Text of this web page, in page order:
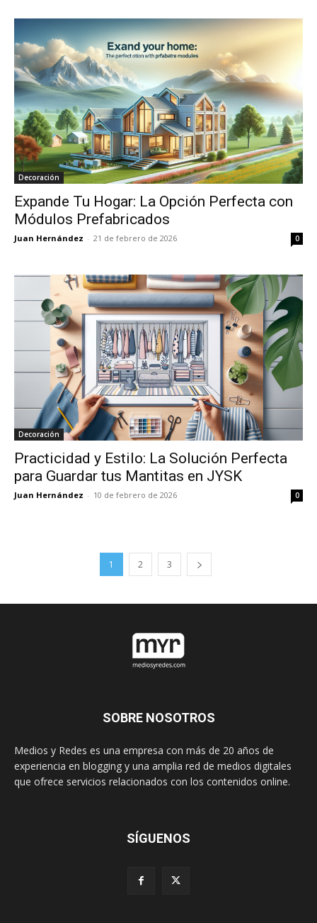
Decoración
Expande Tu Hogar: La Opción Perfecta con
Módulos Prefabricados
Juan Hernández - 21 de febrero de 2026 0
Decoración
Practicidad y Estilo: La Solución Perfecta
para Guardar tus Mantitas en JYSK
Juan Hernández - 10 de febrero de 2026 0
1 2 3
SOBRE NOSOTROS
Medios y Redes es una empresa con más de 20 años de
experiencia en blogging y una amplia red de medios digitales
que ofrece servicios relacionados con los contenidos online.
SÍGUENOS